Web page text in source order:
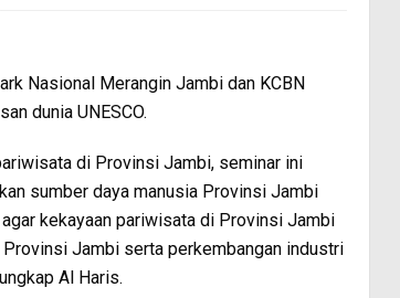
Nasional Merangin Jambi dan KCBN
dunia UNESCO.
di Provinsi Jambi, seminar ini
sumber daya manusia Provinsi Jambi
kekayaan pariwisata di Provinsi Jambi
Jambi serta perkembangan industri
Al Haris.